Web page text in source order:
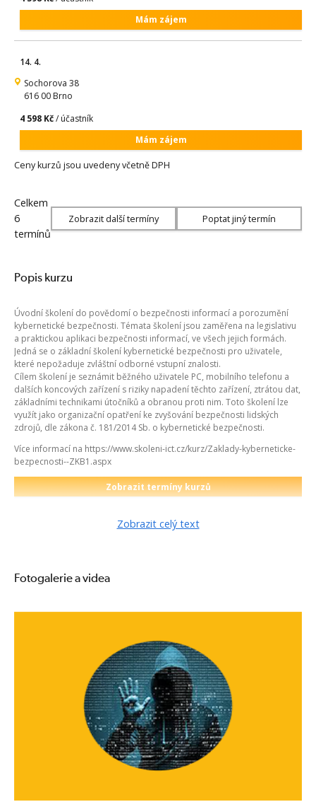
Mám zájem
14. 4.
Sochorova 38
616 00 Brno
4 598 Kč/ účastník
Mám zájem
Ceny kurzů jsou uvedeny včetně DPH
Celkem
6
termínů
Zobrazit další termíny Poptat jiný termín
Popis kurzu
Úvodní školení do povědomí o bezpečnosti informací a porozumění
kybernetické bezpečnosti. Témata školení jsou zaměřena na legislativu
a praktickou aplikaci bezpečnosti informací, ve všech jejich formách.
Jedná se o základní školení kybernetické bezpečnosti pro uživatele,
které nepožaduje zvláštní odborné vstupní znalosti.
Cílem školení je seznámit běžného uživatele PC, mobilního telefonu a
dalších koncových zařízení s riziky napadení těchto zařízení, ztrátou dat,
základními technikami útočníků a obranou proti nim. Toto školení lze
využít jako organizační opatření ke zvyšování bezpečnosti lidských
zdrojů, dle zákona č. 181/2014 Sb. o kybernetické bezpečnosti.
Více informací na https://www.skoleni-ict.cz/kurz/Zaklady-kyberneticke-
bezpecnosti--ZKB1.aspx
Zobrazit termíny kurzů
Zobrazit celý text
Fotogalerie a videa